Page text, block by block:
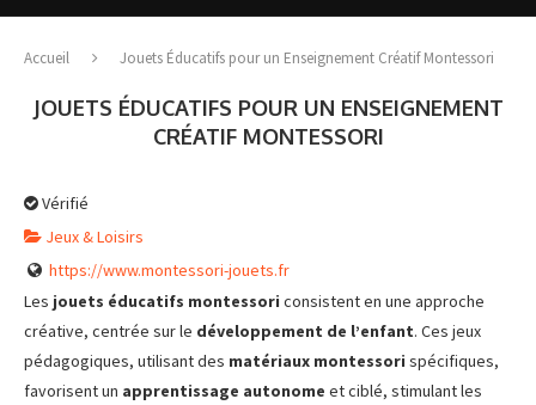
Accueil Jouets Éducatifs pour un Enseignement Créatif Montessori
JOUETS ÉDUCATIFS POUR UN ENSEIGNEMENT
CRÉATIF MONTESSORI
Vérifié
Jeux & Loisirs
https://www.montessori-jouets.fr
Les jouets éducatifs montessori consistent en une approche
créative, centrée sur le développement de l’enfant. Ces jeux
pédagogiques, utilisant des matériaux montessori spécifiques,
favorisent un apprentissage autonome et ciblé, stimulant les